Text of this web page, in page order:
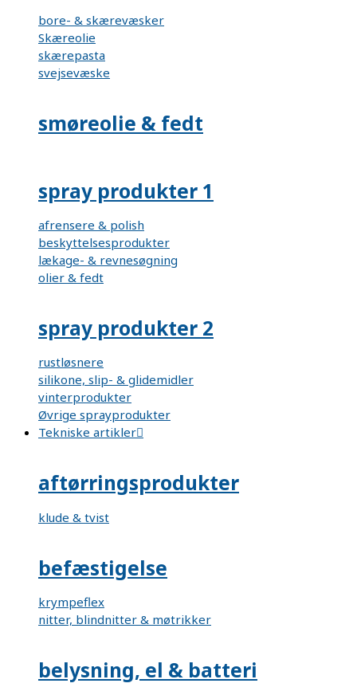
bore- & skærevæsker
Skæreolie
skærepasta
svejsevæske
smøreolie & fedt
spray produkter 1
afrensere & polish
beskyttelsesprodukter
lækage- & revnesøgning
olier & fedt
spray produkter 2
rustløsnere
silikone, slip- & glidemidler
vinterprodukter
Øvrige sprayprodukter
Tekniske artikler
aftørringsprodukter
klude & tvist
befæstigelse
krympeflex
nitter, blindnitter & møtrikker
belysning, el & batteri